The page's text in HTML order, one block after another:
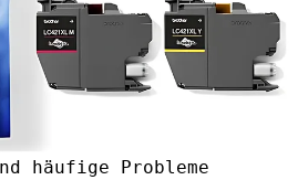
häufige Probleme